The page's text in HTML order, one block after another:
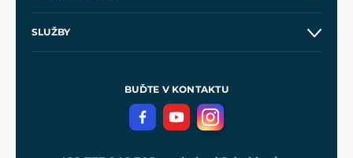
Velkoobchod
SLUŽBY
Meče pro Kingdom Come
BUĎTE V KONTAKTU